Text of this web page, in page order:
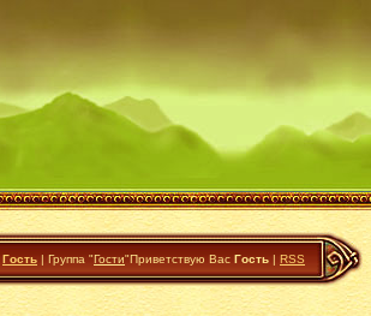
Гость | Группа "Гости"Приветствую Вас Гость | RSS